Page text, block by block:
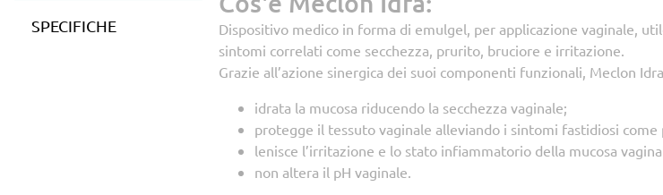
SPECIFICHE
Dispositivo medico in forma di emulgel, per applicazione vaginale,
sintomi correlati come secchezza, prurito, bruciore e irritazione.
Grazie all’azione sinergica dei suoi componenti funzionali, Meclon
idrata la mucosa riducendo la secchezza vaginale;
protegge il tessuto vaginale alleviando i sintomi fastidiosi
lenisce l’irritazione e lo stato infiammatorio della mucosa
non altera il pH vaginale.